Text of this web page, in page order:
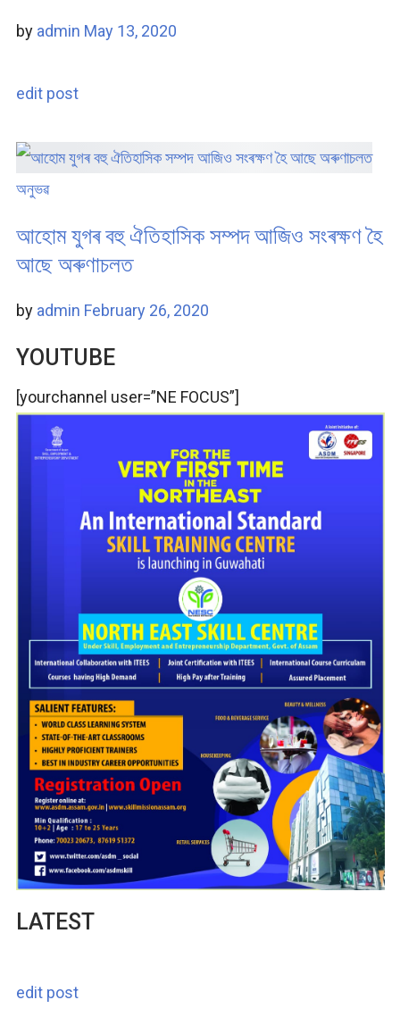
by admin May 13, 2020
edit post
অনুভৱ
আহোম যুগৰ বহু ঐতিহাসিক সম্পদ আজিও সংৰক্ষণ হৈ
আছে অৰুণাচলত
by admin February 26, 2020
YOUTUBE
[yourchannel user=”NE FOCUS”]
LATEST
edit post